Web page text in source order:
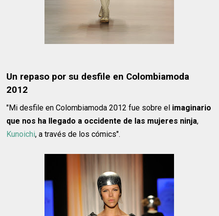
Un repaso por su desfile en Colombiamoda
2012
"Mi desfile en Colombiamoda 2012 fue sobre el imaginario
que nos ha llegado a occidente de las mujeres ninja,
Kunoichi, a través de los cómics".